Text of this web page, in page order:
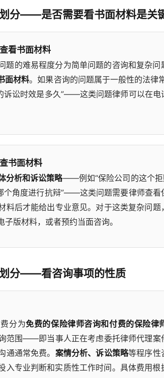
分——是否需要看书面材料是关
看书面材料
题的难易程度分为简单问题的咨询和复杂问
面材料。如果咨询的问题属于一般性的法
诉讼时效是多久”——这类问题律师可以在电
书面材料
分析和诉讼策略——例如“保险公司的这个拒
个角度进行抗辩”——这类问题需要律师查看
料后才能给出专业意见。对于这类复杂问题
版材料，或者预约当面咨询。
分——看咨询事项的性质
分为免费的保险律师咨询和付费的保险律
范围——即当事人正在考虑委托律师代理案
通通常免费。 案情分析、诉讼策略等程序性
专业判断和实质性工作时间。具体费用根